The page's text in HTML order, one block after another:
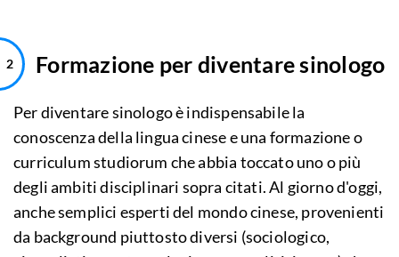
Formazione per diventare sinologo
Per diventare sinologo è indispensabile la
conoscenza della lingua cinese e una formazione o
curriculum studiorum che abbia toccato uno o più
degli ambiti disciplinari sopra citati. Al giorno d'oggi,
anche semplici esperti del mondo cinese, provenienti
da background piuttosto diversi (sociologico,